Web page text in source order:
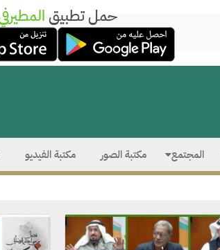
حمل تطبيق
المجتمع مكتبة الصور مكتبة الفيديو